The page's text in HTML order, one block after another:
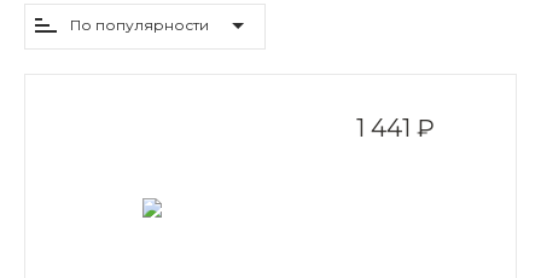
По популярности
1 441 ₽